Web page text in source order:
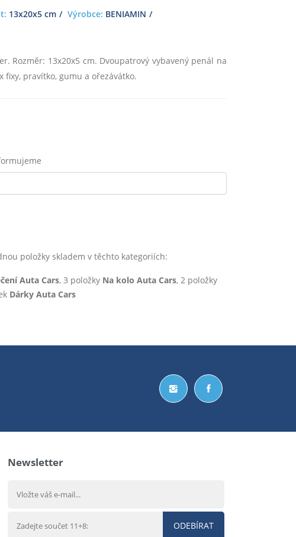
13x20x5 cm Výrobce: BENIAMIN
Rozměr: 13x20x5 cm. Dvoupatrový vybavený penál na
fixy, pravítko, gumu a ořezávátko.
položky skladem v těchto kategoriích:
Auta Cars, 3 položky Na kolo Auta Cars, 2 položky
Dárky Auta Cars
Newsletter
ODEBÍRAT